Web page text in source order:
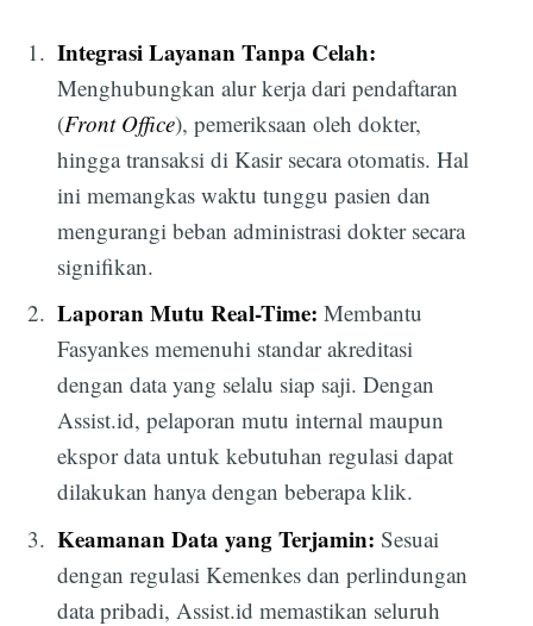
Integrasi Layanan Tanpa Celah:
Menghubungkan alur kerja dari pendaftaran
(Front Office), pemeriksaan oleh dokter,
hingga transaksi di Kasir secara otomatis. Hal
ini memangkas waktu tunggu pasien dan
mengurangi beban administrasi dokter secara
signifikan.
Laporan Mutu Real-Time: Membantu
Fasyankes memenuhi standar akreditasi
dengan data yang selalu siap saji. Dengan
Assist.id, pelaporan mutu internal maupun
ekspor data untuk kebutuhan regulasi dapat
dilakukan hanya dengan beberapa klik.
Keamanan Data yang Terjamin: Sesuai
dengan regulasi Kemenkes dan perlindungan
data pribadi, Assist.id memastikan seluruh